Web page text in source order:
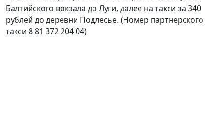
Балтийского вокзала до Луги, далее на такси за 340
рублей до деревни Подлесье. (Номер партнерского
такси 8 81 372 204 04)